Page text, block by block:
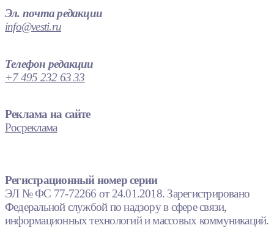
Эл. почта редакции
info@vesti.ru
Телефон редакции
+7 495 232 63 33
Реклама на сайте
Росреклама
Регистрационный номер серии
ЭЛ № ФС 77-72266 от 24.01.2018. Зарегистрировано
Федеральной службой по надзору в сфере связи,
информационных технологий и массовых коммуникаций.